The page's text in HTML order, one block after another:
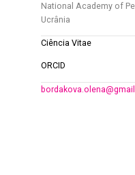
National Academy of
Ucrânia
Ciência Vitae
ORCID